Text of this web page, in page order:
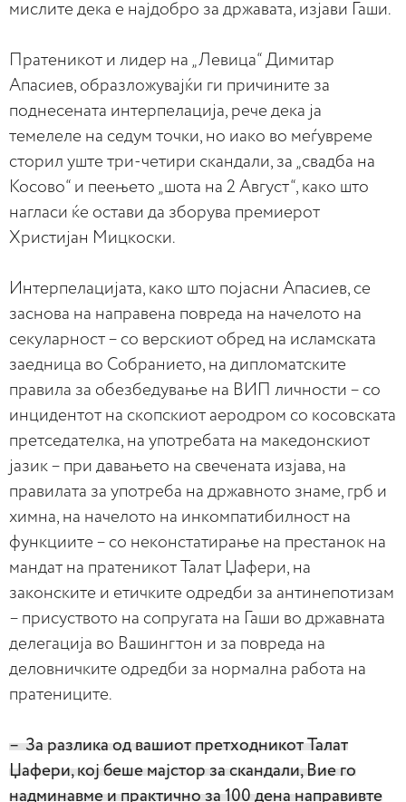
мислите дека е најдобро за државата, изјави Гаши.
Пратеникот и лидер на „Левица“ Димитар
Апасиев, образложувајќи ги причините за
поднесената интерпелација, рече дека ја
темелеле на седум точки, но иако во меѓувреме
сторил уште три-четири скандали, за „свадба на
Косово“ и пеењето „шота на 2 Август“, како што
нагласи ќе остави да зборува премиерот
Христијан Мицкоски.
Интерпелацијата, како што појасни Апасиев, се
заснова на направена повреда на начелото на
секуларност – со верскиот обред на исламската
заедница во Собранието, на дипломатските
правила за обезбедување на ВИП личности – со
инцидентот на скопскиот аеродром со косовската
претседателка, на употребата на македонскиот
јазик – при давањето на свечената изјава, на
правилата за употреба на државното знаме, грб и
химна, на начелото на инкомпатибилност на
функциите – со неконстатирање на престанок на
мандат на пратеникот Талат Џафери, на
законските и етичките одредби за антинепотизам
– присуството на сопругата на Гаши во државната
делегација во Вашингтон и за повреда на
деловничките одредби за нормална работа на
пратениците.
– За разлика од вашиот претходникот Талат
Џафери, кој беше мајстор за скандали, Вие го
надминавме и практично за 100 дена направивте